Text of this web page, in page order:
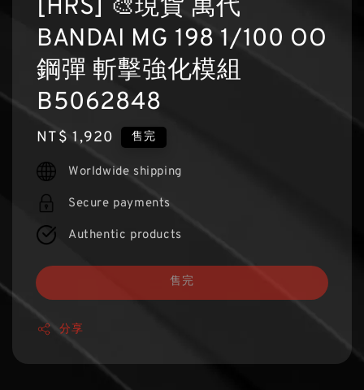
[HRS] 🎨現貨 萬代
BANDAI MG 198 1/100 OO
鋼彈 斬擊強化模組
B5062848
Regular
price
NT$ 1,920 售完
Worldwide shipping
Secure payments
Authentic products
售完
分享